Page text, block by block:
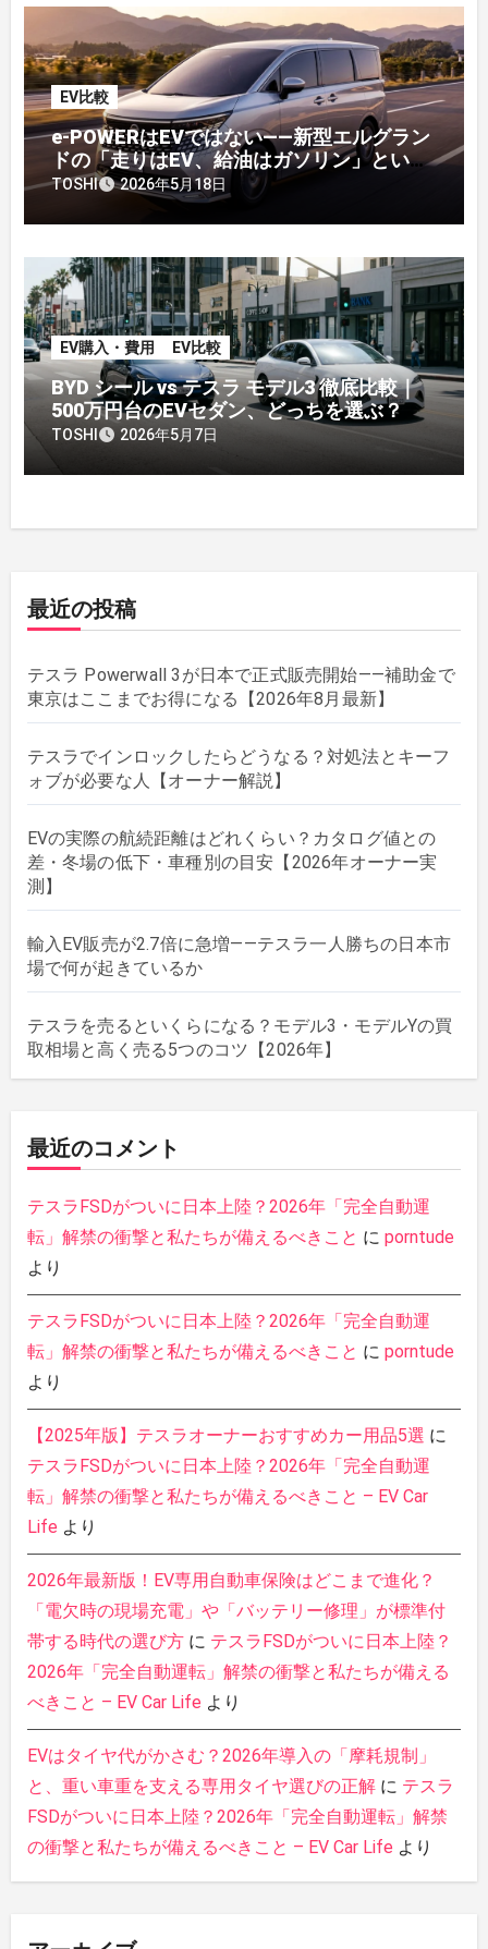
EV比較
e-POWERはEVではない——新型エルグラン
ドの「走りはEV、給油はガソリン」という
中間地点を整理する
TOSHI 2026年5月18日
EV購入・費用 EV比較
BYD シール vs テスラ モデル3 徹底比較｜
500万円台のEVセダン、どっちを選ぶ？
TOSHI 2026年5月7日
最近の投稿
テスラ Powerwall 3が日本で正式販売開始——補助金で
東京はここまでお得になる【2026年8月最新】
テスラでインロックしたらどうなる？対処法とキーフ
ォブが必要な人【オーナー解説】
EVの実際の航続距離はどれくらい？カタログ値との
差・冬場の低下・車種別の目安【2026年オーナー実
測】
輸入EV販売が2.7倍に急増——テスラ一人勝ちの日本市
場で何が起きているか
テスラを売るといくらになる？モデル3・モデルYの買
取相場と高く売る5つのコツ【2026年】
最近のコメント
テスラFSDがついに日本上陸？2026年「完全自動運
転」解禁の衝撃と私たちが備えるべきこと に porntude
より
テスラFSDがついに日本上陸？2026年「完全自動運
転」解禁の衝撃と私たちが備えるべきこと に porntude
より
【2025年版】テスラオーナーおすすめカー用品5選 に
テスラFSDがついに日本上陸？2026年「完全自動運
転」解禁の衝撃と私たちが備えるべきこと – EV Car
Life より
2026年最新版！EV専用自動車保険はどこまで進化？
「電欠時の現場充電」や「バッテリー修理」が標準付
帯する時代の選び方に テスラFSDがついに日本上陸？
2026年「完全自動運転」解禁の衝撃と私たちが備える
べきこと – EV Car Life より
EVはタイヤ代がかさむ？2026年導入の「摩耗規制」
と、重い車重を支える専用タイヤ選びの正解に テスラ
FSDがついに日本上陸？2026年「完全自動運転」解禁
の衝撃と私たちが備えるべきこと – EV Car Life より